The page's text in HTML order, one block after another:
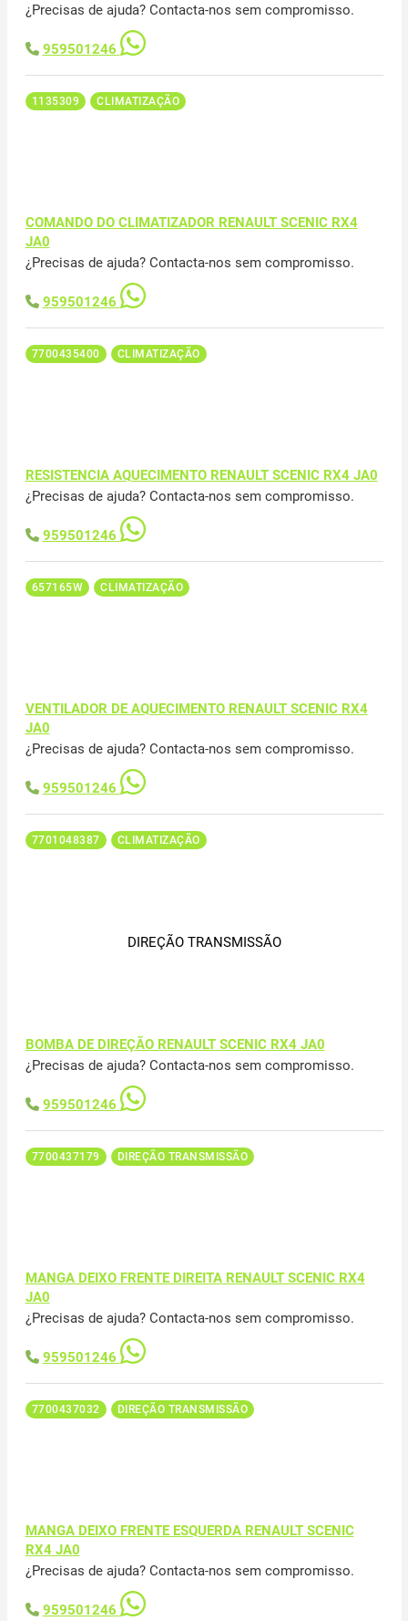
¿Precisas de ajuda? Contacta-nos sem compromisso.
959501246
1135309 CLIMATIZAÇÃO
COMANDO DO CLIMATIZADOR RENAULT SCENIC RX4
JA0
¿Precisas de ajuda? Contacta-nos sem compromisso.
959501246
7700435400 CLIMATIZAÇÃO
RESISTENCIA AQUECIMENTO RENAULT SCENIC RX4 JA0
¿Precisas de ajuda? Contacta-nos sem compromisso.
959501246
657165W CLIMATIZAÇÃO
VENTILADOR DE AQUECIMENTO RENAULT SCENIC RX4
JA0
¿Precisas de ajuda? Contacta-nos sem compromisso.
959501246
7701048387 CLIMATIZAÇÃO
DIREÇÃO TRANSMISSÃO
BOMBA DE DIREÇÃO RENAULT SCENIC RX4 JA0
¿Precisas de ajuda? Contacta-nos sem compromisso.
959501246
7700437179 DIREÇÃO TRANSMISSÃO
MANGA DEIXO FRENTE DIREITA RENAULT SCENIC RX4
JA0
¿Precisas de ajuda? Contacta-nos sem compromisso.
959501246
7700437032 DIREÇÃO TRANSMISSÃO
MANGA DEIXO FRENTE ESQUERDA RENAULT SCENIC
RX4 JA0
¿Precisas de ajuda? Contacta-nos sem compromisso.
959501246